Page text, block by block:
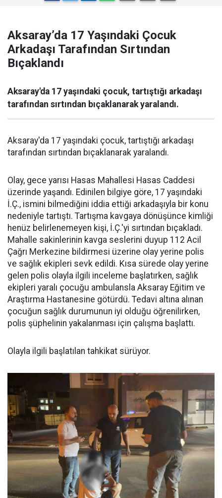
Aksaray’da 17 Yaşındaki Çocuk
Arkadaşı Tarafından Sırtından
Bıçaklandı
Aksaray'da 17 yaşındaki çocuk, tartıştığı arkadaşı
tarafından sırtından bıçaklanarak yaralandı.
Aksaray'da 17 yaşındaki çocuk, tartıştığı arkadaşı
tarafından sırtından bıçaklanarak yaralandı.
Olay, gece yarısı Hasas Mahallesi Hasas Caddesi
üzerinde yaşandı. Edinilen bilgiye göre, 17 yaşındaki
İ.Ç., ismini bilmediğini iddia ettiği arkadaşıyla bir konu
nedeniyle tartıştı. Tartışma kavgaya dönüşünce kimliği
henüz belirlenemeyen kişi, İ.Ç.'yi sırtından bıçakladı.
Mahalle sakinlerinin kavga seslerini duyup 112 Acil
Çağrı Merkezine bildirmesi üzerine olay yerine polis
ve sağlık ekipleri sevk edildi. Kısa sürede olay yerine
gelen polis olayla ilgili inceleme başlatırken, sağlık
ekipleri yaralı çocuğu ambulansla Aksaray Eğitim ve
Araştırma Hastanesine götürdü. Tedavi altına alınan
çocuğun sağlık durumunun iyi olduğu öğrenilirken,
polis şüphelinin yakalanması için çalışma başlattı.
Olayla ilgili başlatılan tahkikat sürüyor.